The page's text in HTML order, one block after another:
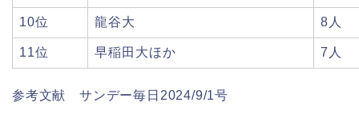
10位 龍谷大 8人
11位 早稲田大ほか 7人
参考文献 サンデー毎日2024/9/1号